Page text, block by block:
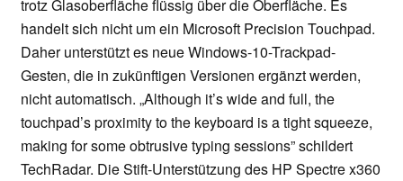
trotz Glasoberfläche flüssig über die Oberfläche. Es
handelt sich nicht um ein Microsoft Precision Touchpad.
Daher unterstützt es neue Windows-10-Trackpad-
Gesten, die in zukünftigen Versionen ergänzt werden,
nicht automatisch. „Although it’s wide and full, the
touchpad’s proximity to the keyboard is a tight squeeze,
making for some obtrusive typing sessions” schildert
TechRadar. Die Stift-Unterstützung des HP Spectre x360